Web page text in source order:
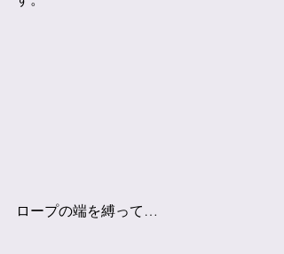
ロープの端を縛って…